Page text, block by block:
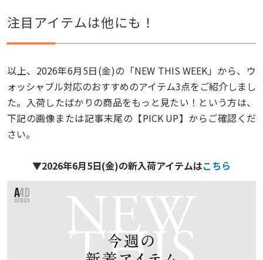
注目アイテムは他にも！
以上、2026年6月5日(金)の「NEW THIS WEEK」から、ウ
ォッシャブル対応のおすすめのアイテム3点をご紹介しまし
た。入荷したばかりの商品をもっと見たい！という方は、
下記の画像または記事末尾の【PICK UP】からご確認くだ
さい。
▼2026年6月5日(金)の新入荷アイテムはこちら